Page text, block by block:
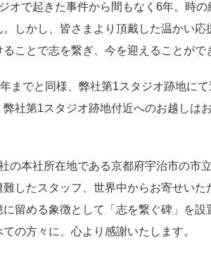
オで起きた事件から間もなく6年。時
。しかし、皆さまより頂戴した温かい
ることで志を繋ぎ、今を迎えることがで
までと同様、弊社第1スタジオ跡地に
弊社第1スタジオ跡地付近へのお越しは
の本社所在地である京都府宇治市の市
難したスタッフ、世界中からお寄せい
に留める象徴として「志を繋ぐ碑」を
の方々に、心より感謝いたします。